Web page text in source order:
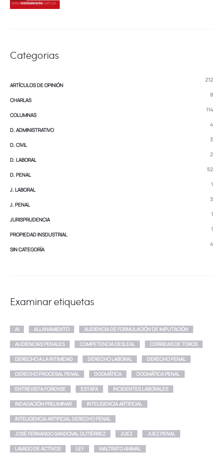
Categorias
ARTÍCULOS DE OPINIÓN
212
CHARLAS
8
COLUMNAS
114
D. ADMINISTRATIVO
4
D. CIVIL
3
D. LABORAL
2
D. PENAL
52
J. LABORAL
1
J. PENAL
3
JURISPRUDENCIA
1
PROPIEDAD INSDUSTRIAL
1
SIN CATEGORÍA
4
Examinar etiquetas
AI ALLANAMIENTO AUDIENCIA DE FORMULACIÓN DE IMPUTACIÓN
AUDIENCIAS PENALES COMPETENCIA DESLEAL CORRIDAS DE TOROS
DERECHO A LA INTIMIDAD DERECHO LABORAL DERECHO PENAL
DERECHO PROCESAL PENAL DOGMÁTICA DOGMÁTICA PENAL
ENTREVISTA FORENSE ESTAFA INCIDENTES LABORALES
INDAGACIÓN PRELIMINAR INTELIGENCIA ARTIFICIAL
INTELIGENCIA ARTIFICIAL DERECHO PENAL
JOSÉ FERNANDO SANDOVAL GUTIÉRREZ JUEZ JUEZ PENAL
LAVADO DE ACTIVOS LEY MALTRATO ANIMAL